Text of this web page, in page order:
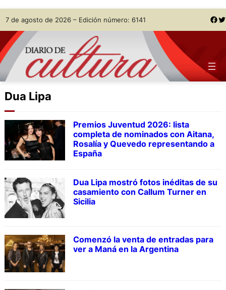
Skip
to
content
7 de agosto de 2026 – Edición número: 6141 Facebook Twitter
Dua Lipa
Premios Juventud 2026: lista
completa de nominados con Aitana,
Rosalía y Quevedo representando a
España
Dua Lipa mostró fotos inéditas de su
casamiento con Callum Turner en
Sicilia
Comenzó la venta de entradas para
ver a Maná en la Argentina